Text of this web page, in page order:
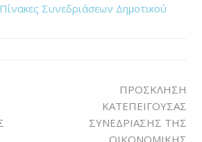
Συνεδριάσεων Δημοτικού
ΠΡΟΣΚΛΗΣΗ
ΚΑΤΕΠΕΙΓΟΥΣΑΣ
ΣΥΝΕΔΡΙΑΣΗΣ ΤΗΣ
ΟΙΚΟΝΟΜΙΚΗΣ